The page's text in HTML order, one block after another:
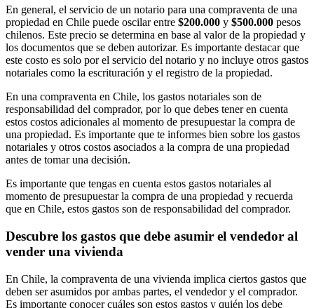
En general, el servicio de un notario para una compraventa de una
propiedad en Chile puede oscilar entre $200.000 y $500.000 pesos
chilenos. Este precio se determina en base al valor de la propiedad y
los documentos que se deben autorizar. Es importante destacar que
este costo es solo por el servicio del notario y no incluye otros gastos
notariales como la escrituración y el registro de la propiedad.
En una compraventa en Chile, los gastos notariales son de
responsabilidad del comprador, por lo que debes tener en cuenta
estos costos adicionales al momento de presupuestar la compra de
una propiedad. Es importante que te informes bien sobre los gastos
notariales y otros costos asociados a la compra de una propiedad
antes de tomar una decisión.
Es importante que tengas en cuenta estos gastos notariales al
momento de presupuestar la compra de una propiedad y recuerda
que en Chile, estos gastos son de responsabilidad del comprador.
Descubre los gastos que debe asumir el vendedor al
vender una vivienda
En Chile, la compraventa de una vivienda implica ciertos gastos que
deben ser asumidos por ambas partes, el vendedor y el comprador.
Es importante conocer cuáles son estos gastos y quién los debe